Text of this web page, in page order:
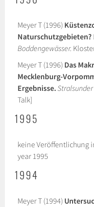
Meyer T (1996)
Naturschutzgebieten?
Boddengewässer.
Meyer T (1996) Das
Mecklenburg-
Ergebnisse.
Talk]
1995
keine Veröffentlichung
year 1995
1994
Meyer T (1994)